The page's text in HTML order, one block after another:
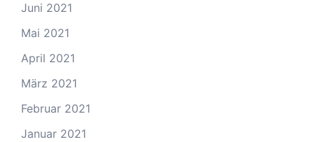
Juni 2021
Mai 2021
April 2021
März 2021
Februar 2021
Januar 2021